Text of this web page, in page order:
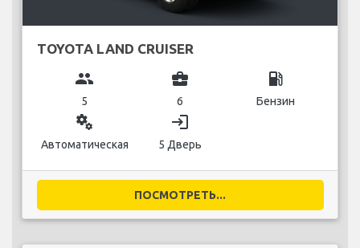
TOYOTA LAND CRUISER
group
5
business_center
6
local_gas_station
Бензин
miscellaneous_services
Автоматическая
login
5 Дверь
ПОСМОТРЕТЬ...